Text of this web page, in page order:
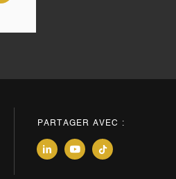
PARTAGER AVEC :